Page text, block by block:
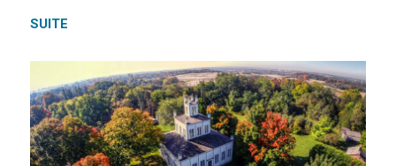
SUITE